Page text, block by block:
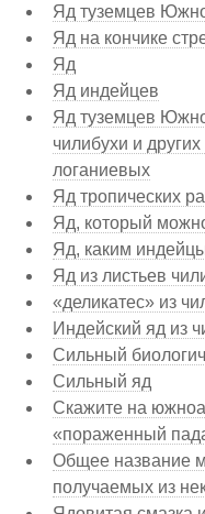
Яд туземцев
Яд на кончике
Яд
Яд индейцев
Яд туземцев
чилибухи и
логаниевых
Яд тропических
Яд, который
Яд, каким
Яд из листьев
«деликатес» из
Индейский яд из
Сильный
Сильный яд
Скажите на
«пораженный
Общее название
получаемых из